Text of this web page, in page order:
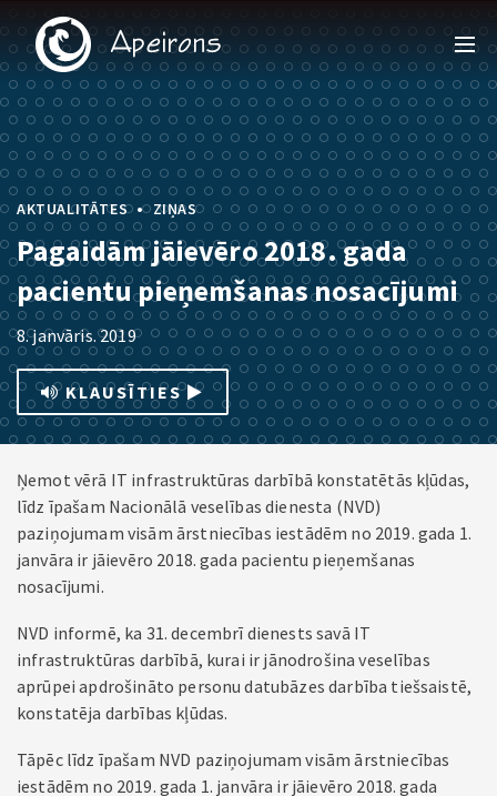
AKTUALITĀTES • ZIŅAS
Pagaidām jāievēro 2018. gada
pacientu pieņemšanas nosacījumi
8. janvāris. 2019
KLAUSĪTIES
Ņemot vērā IT infrastruktūras darbībā konstatētās kļūdas,
līdz īpašam Nacionālā veselības dienesta (NVD)
paziņojumam visām ārstniecības iestādēm no 2019. gada 1.
janvāra ir jāievēro 2018. gada pacientu pieņemšanas
nosacījumi.
NVD informē, ka 31. decembrī dienests savā IT
infrastruktūras darbībā, kurai ir jānodrošina veselības
aprūpei apdrošināto personu datubāzes darbība tiešsaistē,
konstatēja darbības kļūdas.
Tāpēc līdz īpašam NVD paziņojumam visām ārstniecības
iestādēm no 2019. gada 1. janvāra ir jāievēro 2018. gada